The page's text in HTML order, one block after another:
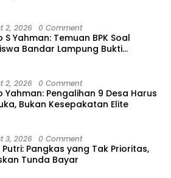
2, 2026 0 Comment
S Yahman: Temuan BPK Soal
Bandar Lampung Bukti
2, 2026 0 Comment
Yahman: Pengalihan 9 Desa Harus
Bukan Kesepakatan Elite
3, 2026 0 Comment
Putri: Pangkas yang Tak Prioritas,
Tunda Bayar